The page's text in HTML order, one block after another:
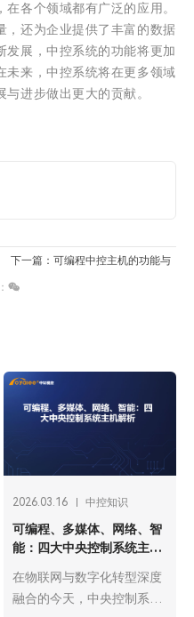
各个领域都有广泛的应用。
，还为企业提供了丰富的数据
发展，中控系统的功能将更加
未来，中控系统将在更多领域
进步做出更大的贡献。
下一篇：可编程中控主机的功能与
2026.03.16 中控知识
可编程、多媒体、网络、智
能：四大中央控制系统主机
在物联网与数字化转型深度
融合的今天，中央控制系统